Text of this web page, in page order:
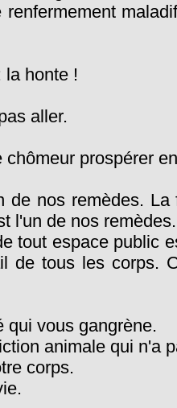
la honte !
aller.
chômeur prospérer
de nos remèdes.
l'un de nos remèdes.
tout espace public
de tous les corps.
qui vous gangrène.
animale qui n'a
corps.